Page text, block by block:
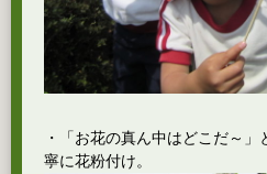
・「お花の真ん中はどこだ～
寧に花粉付け。